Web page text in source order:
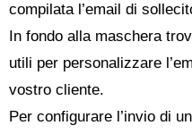
compilata l’email di
In fondo alla maschera
utili per personalizzare
vostro cliente.
Per configurare l’invio di